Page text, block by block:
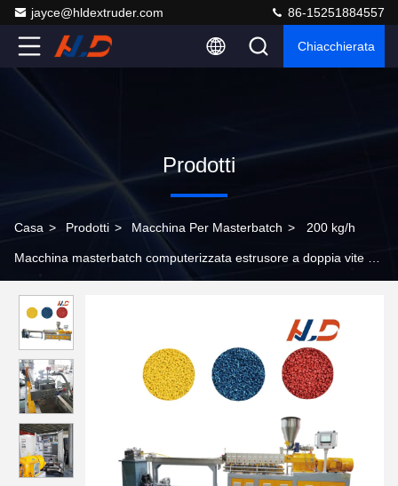
jayce@hldextruder.com 86-15251884557
Chiacchierata
Prodotti
Casa > Prodotti > Macchina Per Masterbatch > 200 kg/h
Macchina masterbatch computerizzata estrusore a doppia vite di